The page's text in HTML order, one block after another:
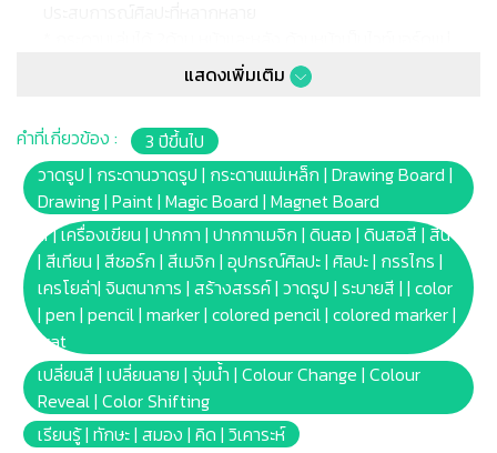
เหล็ก ด้านหลังเป็นกระดานดำ นอกจากนี้ยังมีคลิปติดบน
กระดานสำหรับติดกระดาษวาดรูปได้อีกด้วย
เมจิกไวท์บอร์ดของเครโยล่า และติดแม่เหล็กต่างๆ เช่นตัว
อักษรแม่เหล็กของเครโยล่า
* มีถาดสำหรับจัดเก็บอุปกรณ์ศิลปะ ช่วยให้ทุกอย่างเป็น
ระเบียบและหยิบใช้งานง่าย
* พับเก็บได้ ทำให้ง่ายต่อการเคลื่อนย้ายและจัดเก็บในพื้นที่
จำกัด
* ชุดกระดานมาพร้อมกับ: ตัวอักษรแม่เหล็ก 77ตัว | ชอล์ก 4
แท่ง | เฟืองแม่เหล็ก 3ชิ้น | สติ๊กเกอร์ 1แผ่น(10ดวง) |
กระบอกใส่สี 1ชิ้น | สติ๊กเกอร์เขียนชื่อ 2ดวง
* Barcode: 833186005329
* Product Size: (W)59.75 x(L)51.75 x(H)106cm.
* Package Size: [Colour box](W)57.5 x(L)8
แสดงเพิ่มเติม
คำที่เกี่ยวข้อง :
3 ปีขึ้นไป
วาดรูป | กระดานวาดรูป | กระดานแม่เหล็ก | Drawing Board |
Drawing | Paint | Magic Board | Magnet Board
สี | เครื่องเขียน | ปากกา | ปากกาเมจิก | ดินสอ | ดินสอสี | สีน้ำ
| สีเทียน | สีชอร์ก | สีเมจิก | อุปกรณ์ศิลปะ | ศิลปะ | กรรไกร |
เครโยล่า| จินตนาการ | สร้างสรรค์ | วาดรูป | ระบายสี | | color
| pen | pencil | marker | colored pencil | colored marker |
wat
เปลี่ยนสี | เปลี่ยนลาย | จุ่มน้ำ | Colour Change | Colour
Reveal | Color Shifting
เรียนรู้ | ทักษะ | สมอง | คิด | วิเคาระห์